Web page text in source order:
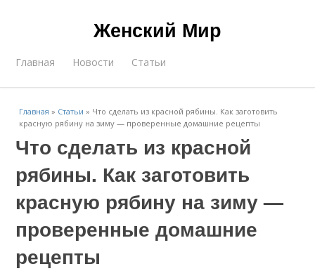
Женский Мир
Главная Новости Статьи
Главная » Статьи » Что сделать из красной рябины. Как заготовить
красную рябину на зиму — проверенные домашние рецепты
Что сделать из красной
рябины. Как заготовить
красную рябину на зиму —
проверенные домашние
рецепты